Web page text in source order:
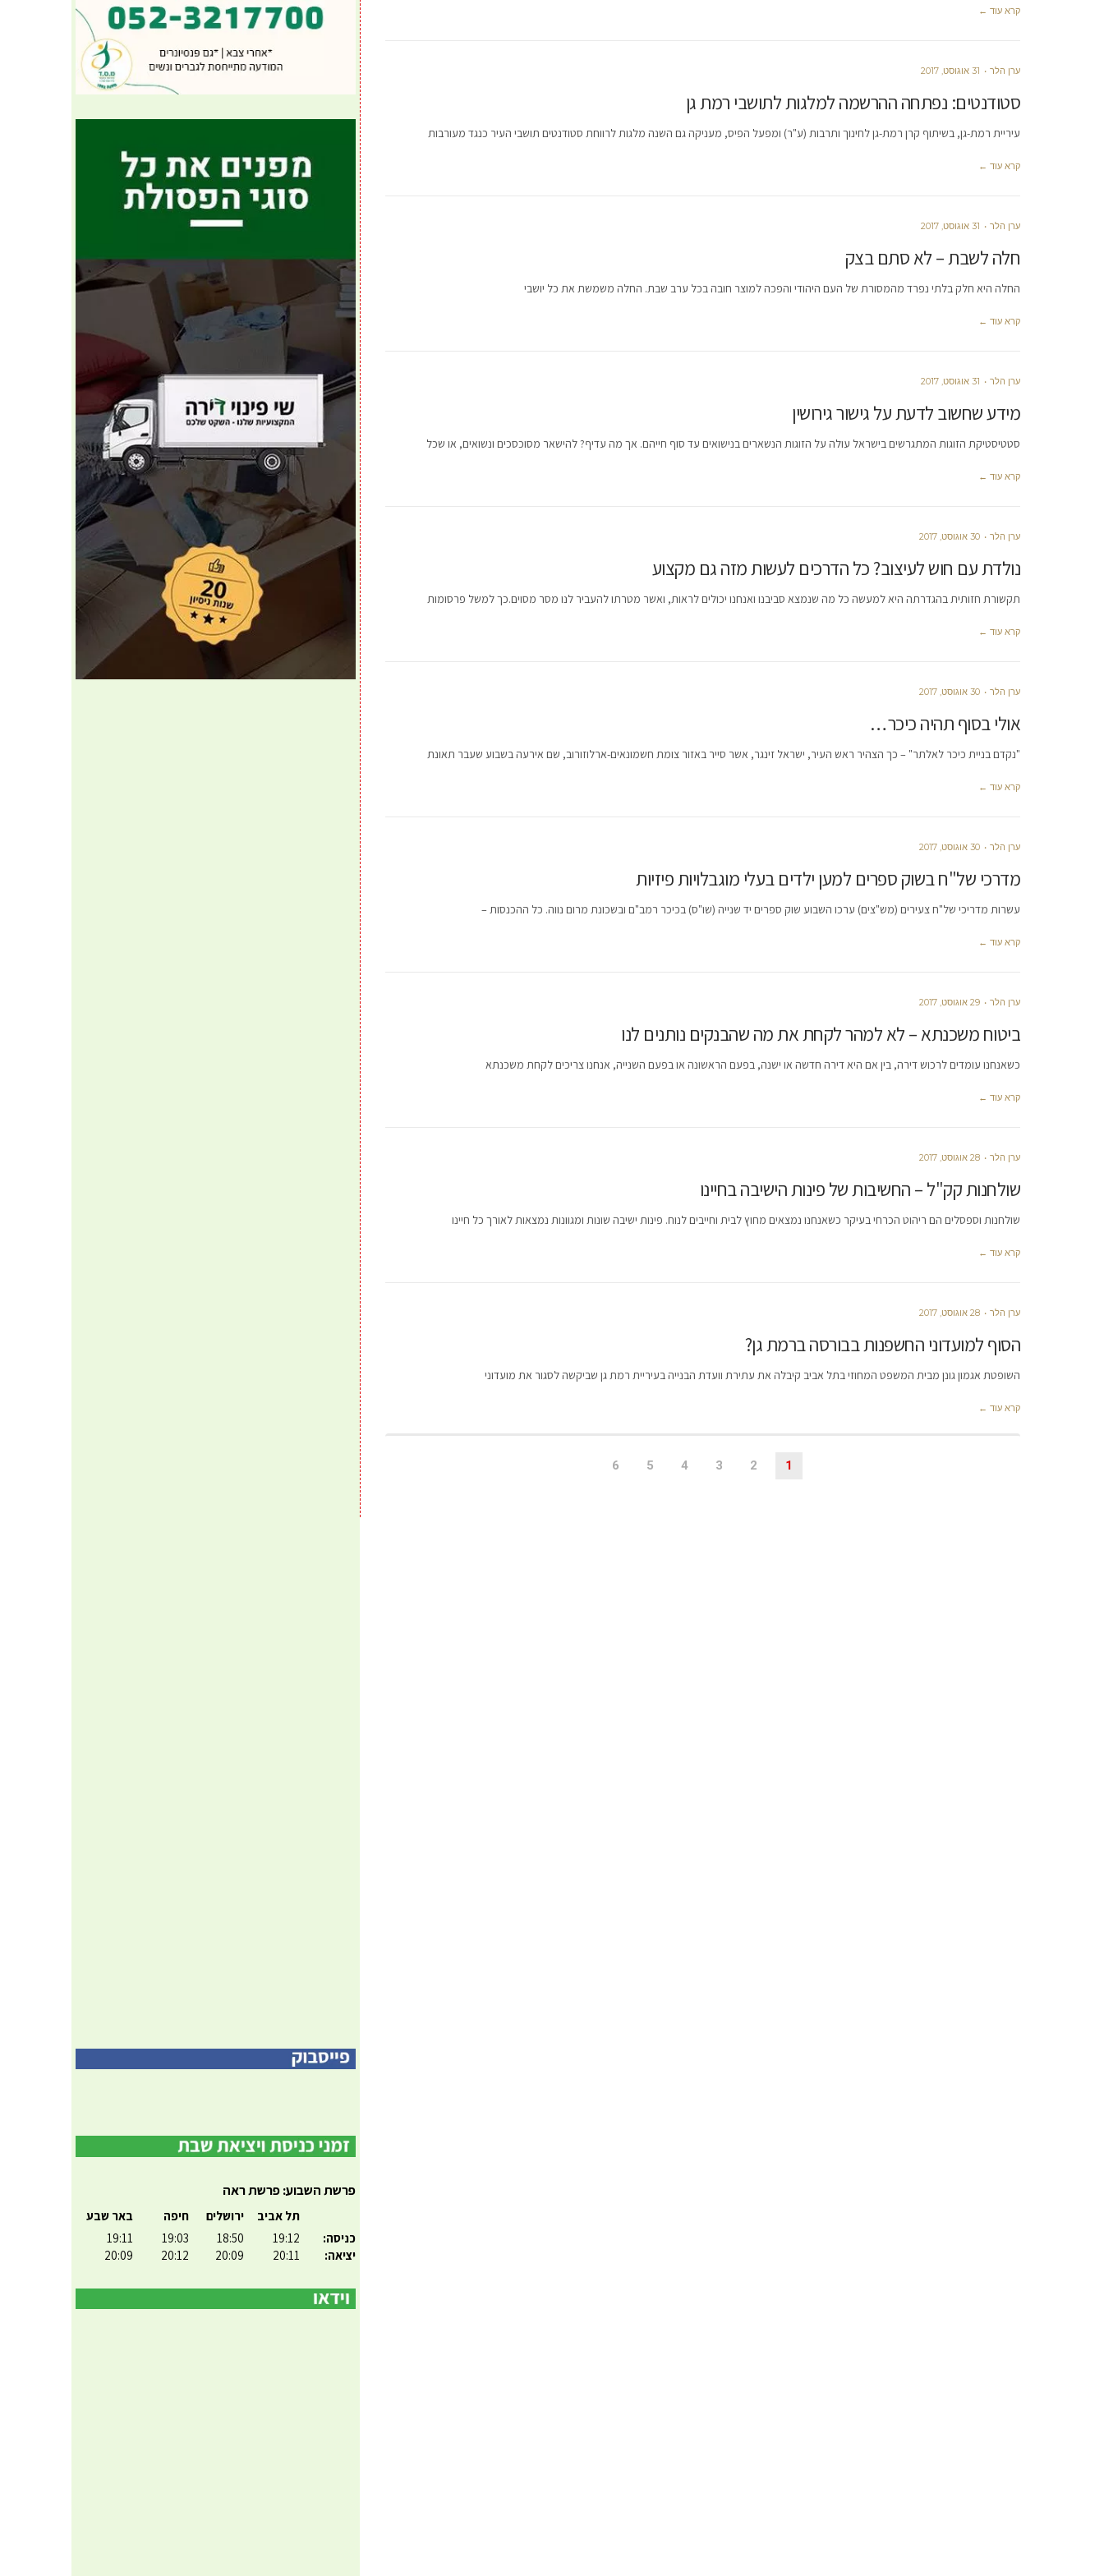
קרא עוד ←
ערן הלר 31 אוגוסט, 2017
סטודנטים: נפתחה ההרשמה למלגות לתושבי רמת גן
עיריית רמת-גן, בשיתוף קרן רמת-גן לחינוך ותרבות (ע"ר) ומפעל הפיס, מעניקה גם השנה מלגות לרווחת סטודנטים תושבי העיר כנגד מעורבות
קרא עוד ←
ערן הלר 31 אוגוסט, 2017
חלה לשבת – לא סתם בצק
החלה היא חלק בלתי נפרד מהמסורת של העם היהודי והפכה למוצר חובה בכל ערב שבת. החלה משמשת את כל יושבי
קרא עוד ←
ערן הלר 31 אוגוסט, 2017
מידע שחשוב לדעת על גישור גירושין
סטטיסטיקת הזוגות המתגרשים בישראל עולה על הזוגות הנשארים בנישואים עד סוף חייהם. אך מה עדיף? להישאר מסוכסכים ונשואים, או שכל
קרא עוד ←
ערן הלר 30 אוגוסט, 2017
נולדת עם חוש לעיצוב? כל הדרכים לעשות מזה גם מקצוע
תקשורת חזותית בהגדרתה היא למעשה כל מה שנמצא סביבנו ואנחנו יכולים לראות, ואשר מטרתו להעביר לנו מסר מסוים.כך למשל פרסומות
קרא עוד ←
ערן הלר 30 אוגוסט, 2017
אולי בסוף תהיה כיכר…
"נקדם בניית כיכר לאלתר" – כך הצהיר ראש העיר, ישראל זינגר, אשר סייר באזור צומת חשמונאים-ארלוזורוב, שם אירעה בשבוע שעבר תאונת
קרא עוד ←
ערן הלר 30 אוגוסט, 2017
מדרכי של"ח בשוק ספרים למען ילדים בעלי מוגבלויות פיזיות
עשרות מדריכי של"ח צעירים (מש"צים) ערכו השבוע שוק ספרים יד שנייה (שו"ס) בכיכר רמב"ם ובשכונת מרום נווה. כל ההכנסות –
קרא עוד ←
ערן הלר 29 אוגוסט, 2017
ביטוח משכנתא – לא למהר לקחת את מה שהבנקים נותנים לנו
כשאנחנו עומדים לרכוש דירה, בין אם היא דירה חדשה או ישנה, בפעם הראשונה או בפעם השנייה, אנחנו צריכים לקחת משכנתא
קרא עוד ←
ערן הלר 28 אוגוסט, 2017
שולחנות קק"ל – החשיבות של פינות הישיבה בחיינו
שולחנות וספסלים הם ריהוט הכרחי בעיקר כשאנחנו נמצאים מחוץ לבית וחייבים לנוח. פינות ישיבה שונות ומגוונות נמצאות לאורך כל חיינו
קרא עוד ←
ערן הלר 28 אוגוסט, 2017
הסוף למועדוני החשפנות בבורסה ברמת גן?
השופטת אגמון גונן מבית המשפט המחוזי בתל אביב קיבלה את עתירת וועדת הבנייה בעיריית רמת גן שביקשה לסגור את מועדוני
קרא עוד ←
1
2
3
4
5
6
פרשת השבוע: פרשת ראה
כניסה:
יציאה:
תל אביב
19:12
20:11
ירושלים
18:50
20:09
חיפה
19:03
20:12
באר שבע
19:11
20:09